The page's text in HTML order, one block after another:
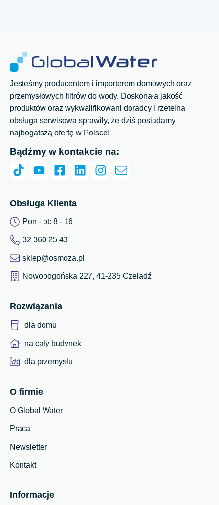
Jesteśmy producentem i importerem domowych oraz
przemysłowych filtrów do wody. Doskonała jakość
produktów oraz wykwalifikowani doradcy i rzetelna
obsługa serwisowa sprawiły, że dziś posiadamy
najbogatszą ofertę w Polsce!
Bądźmy w kontakcie na:
Obsługa Klienta
Pon - pt: 8 - 16
32 360 25 43
sklep@osmoza.pl
Nowopogońska 227, 41-235 Czeladź
Rozwiązania
dla domu
na cały budynek
dla przemysłu
O firmie
O Global Water
Praca
Newsletter
Kontakt
Informacje